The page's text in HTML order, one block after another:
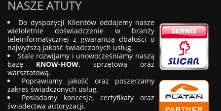
NASZE ATUTY
Do dyspozycji Klientów oddajemy nasze
wieloletnie doświadczenie w branży
teleinformatycznej z gwarancją dbałości o
najwyższą jakość świadczonych usług.
Stale rozwijamy i unowocześniamy naszą
bazę KNOW-HOW, sprzętową oraz
warsztatową.
Poprawiamy jakość oraz poszerzamy
zakres świadczonych usług.
Posiadamy koncesje, certyfikaty oraz
świadectwa autoryzacji.